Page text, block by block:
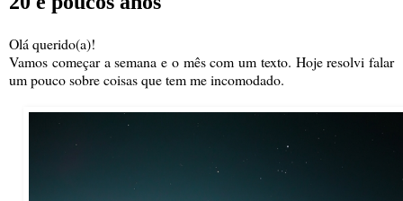
Olá querido(a)!
Vamos começar a semana e o mês com um texto. Hoje resolvi falar
um pouco sobre coisas que tem me incomodado.